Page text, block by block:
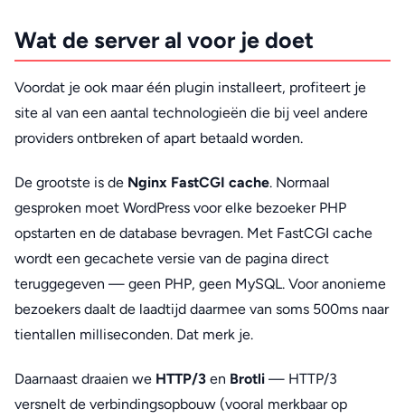
Wat de server al voor je doet
Voordat je ook maar één plugin installeert, profiteert je
site al van een aantal technologieën die bij veel andere
providers ontbreken of apart betaald worden.
De grootste is de Nginx FastCGI cache. Normaal
gesproken moet WordPress voor elke bezoeker PHP
opstarten en de database bevragen. Met FastCGI cache
wordt een gecachete versie van de pagina direct
teruggegeven — geen PHP, geen MySQL. Voor anonieme
bezoekers daalt de laadtijd daarmee van soms 500ms naar
tientallen milliseconden. Dat merk je.
Daarnaast draaien we HTTP/3 en Brotli — HTTP/3
versnelt de verbindingsopbouw (vooral merkbaar op